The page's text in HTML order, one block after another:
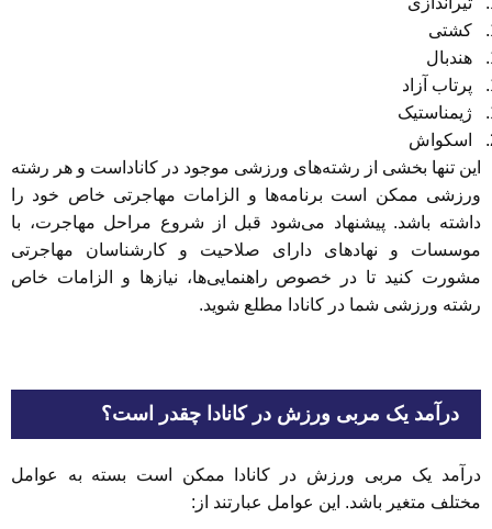
کشتی
هندبال
پرتاب آزاد
ژیمناستیک
اسکواش
این تنها بخشی از رشته‌های ورزشی موجود در کاناداست و هر رشته
ورزشی ممکن است برنامه‌ها و الزامات مهاجرتی خاص خود را
داشته باشد. پیشنهاد می‌شود قبل از شروع مراحل مهاجرت، با
موسسات و نهادهای دارای صلاحیت‌ و کارشناسان مهاجرتی
مشورت کنید تا در خصوص راهنمایی‌ها، نیازها و الزامات خاص
رشته ورزشی شما در کانادا مطلع شوید.️
درآمد یک مربی ورزش در کانادا چقدر است؟
درآمد یک مربی ورزش در کانادا ممکن است بسته به عوامل
مختلف متغیر باشد. این عوامل عبارتند از: